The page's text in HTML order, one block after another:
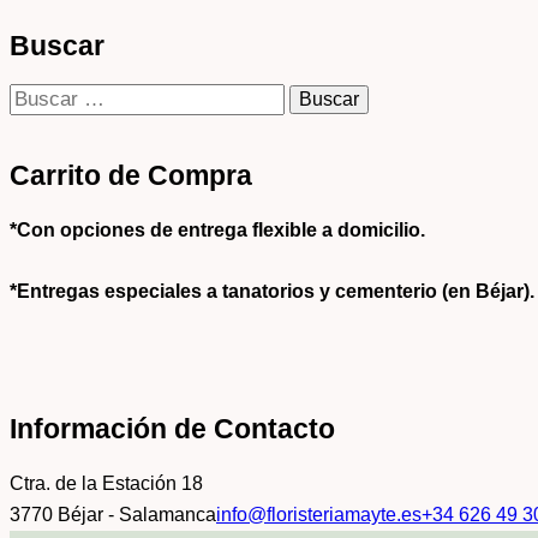
Buscar
Carrito de Compra
*Con opciones de entrega flexible a domicilio.
*Entregas especiales a tanatorios y cementerio (en Béjar).
Información de Contacto
Ctra. de la Estación 18
3770 Béjar - Salamancainfo@floristeriamayte.es+34 626 49